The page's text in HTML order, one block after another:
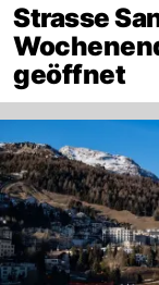
Strasse
geöffnet